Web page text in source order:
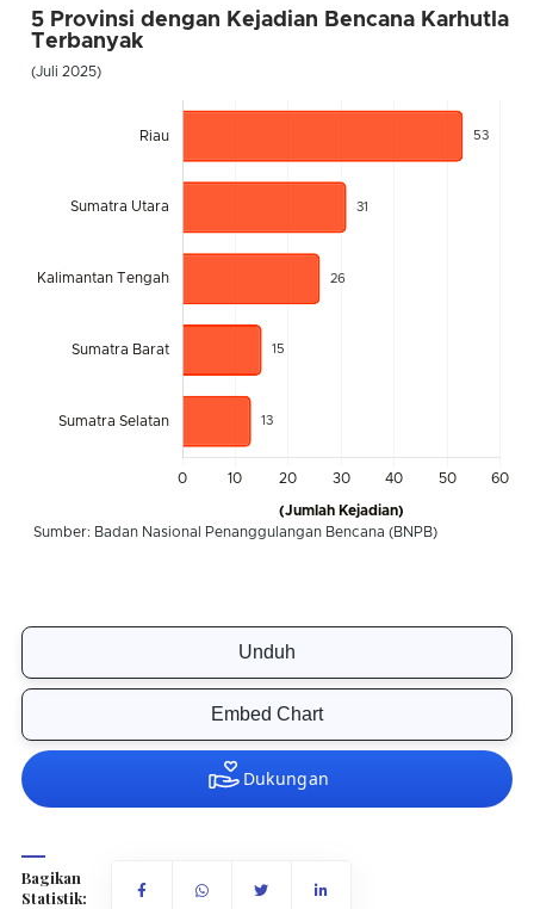
5 Provinsi dengan Kejadian Bencana Karhutla
Terbanyak
(Juli 2025)
Unduh
Embed Chart
Bagikan
Statistik: